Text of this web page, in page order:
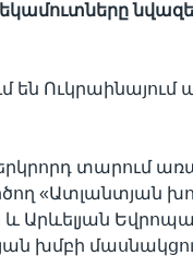
են
տարում
«Ատլանտյան
խմբի